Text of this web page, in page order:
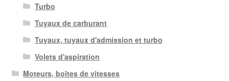
Turbo
Tuyaux de carburant
Tuyaux, tuyaux d'admission et turbo
Volets d'aspiration
Moteurs, boîtes de vitesses